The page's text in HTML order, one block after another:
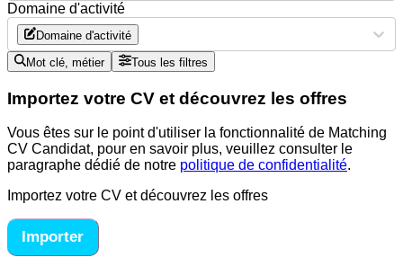
Domaine d'activité
Domaine d'activité
Mot clé, métier Tous les filtres
Importez votre CV et découvrez les offres
Vous êtes sur le point d'utiliser la fonctionnalité de Matching
CV Candidat, pour en savoir plus, veuillez consulter le
paragraphe dédié de notre politique de confidentialité.
Importez votre CV et découvrez les offres
Importer